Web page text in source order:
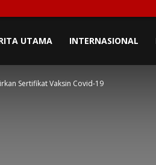
UTAMA INTERNASIONAL
Sertifikat Vaksin Covid-19